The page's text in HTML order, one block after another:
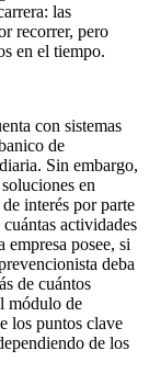
las
recorrer, pero
en el tiempo.
con sistemas
de
Sin embargo,
en
interés por parte
actividades
empresa posee, si
deba
de cuántos
módulo de
los puntos clave
de los